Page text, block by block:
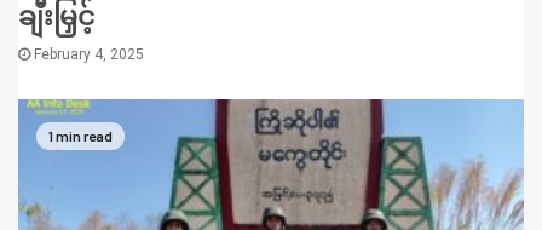
ချီးမြှင့်
February 4, 2025
1 min read